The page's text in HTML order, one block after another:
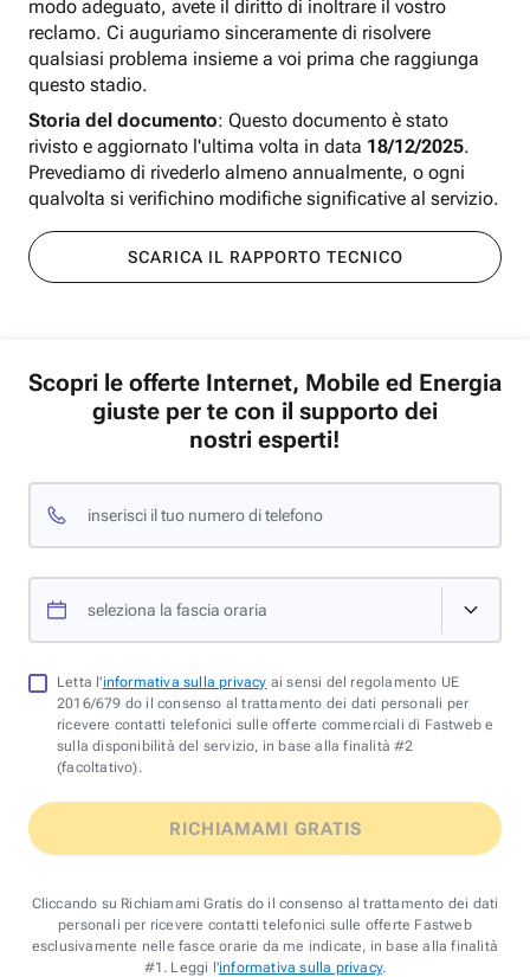
modo adeguato, avete il diritto di inoltrare il vostro
reclamo. Ci auguriamo sinceramente di risolvere
qualsiasi problema insieme a voi prima che raggiunga
questo stadio.
Storia del documento: Questo documento è stato
rivisto e aggiornato l'ultima volta in data 18/12/2025.
Prevediamo di rivederlo almeno annualmente, o ogni
qualvolta si verifichino modifiche significative al servizio.
SCARICA IL RAPPORTO TECNICO
Scopri le offerte Internet, Mobile ed Energia
giuste per te con il supporto dei
nostri esperti!
inserisci il tuo numero di telefono
seleziona la fascia oraria
Letta l'informativa sulla privacy ai sensi del regolamento UE
2016/679 do il consenso al trattamento dei dati personali per
ricevere contatti telefonici sulle offerte commerciali di Fastweb e
sulla disponibilità del servizio, in base alla finalità #2
(facoltativo).
RICHIAMAMI GRATIS
Cliccando su Richiamami Gratis do il consenso al trattamento dei dati
personali per ricevere contatti telefonici sulle offerte Fastweb
esclusivamente nelle fasce orarie da me indicate, in base alla finalità
#1. Leggi l'informativa sulla privacy.